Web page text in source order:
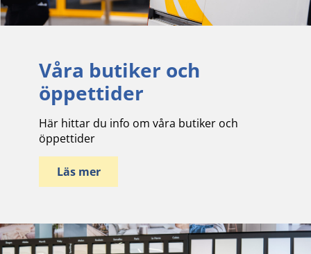
Våra butiker och
öppettider
Här hittar du info om våra butiker och
öppettider
Läs mer